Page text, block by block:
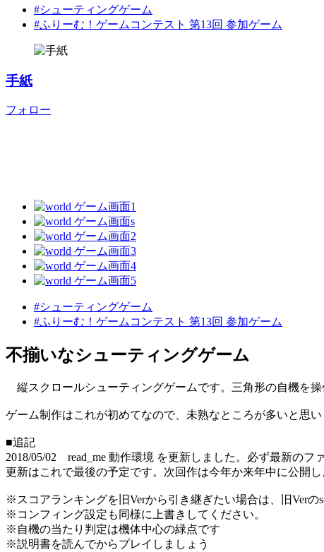
#シューティングゲーム
#ふりーむ！ゲームコンテスト 第13回 参加ゲーム
手紙
フォロー
#シューティングゲーム
#ふりーむ！ゲームコンテスト 第13回 参加ゲーム
不揃いなシューティングゲーム
縦スクロールシューティングゲームです。三角形の自機を
ゲーム制作はこれが初めてなので、未熟なところが多いと思
■追記
2018/05/02 read_me 動作環境 を更新しました。必ず最新のフ
更新はこれで最後の予定です。次回作は今年か来年中に公開し
※スコアランキングを旧Verから引き継ぎたい場合は、旧Ver
※コンフィング設定も同様に上書きしてください。
※自機の当たり判定は機体中心の緑点です
※説明書を読んでからプレイしましょう